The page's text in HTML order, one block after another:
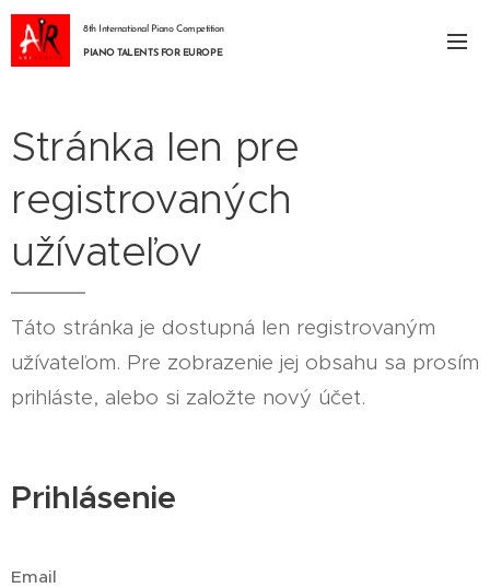
8th International Piano Competition
PIANO TALENTS FOR EUROPE
Stránka len pre
registrovaných
užívateľov
Táto stránka je dostupná len registrovaným
užívateľom. Pre zobrazenie jej obsahu sa prosím
prihláste, alebo si založte nový účet.
Prihlásenie
Email